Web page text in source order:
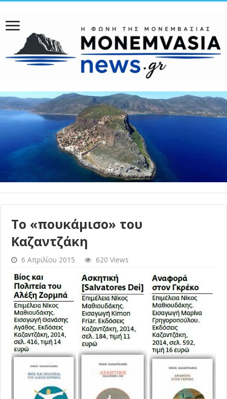
Το «πουκάμισο» του
Καζαντζάκη
6 Απριλίου 2015 620 Views